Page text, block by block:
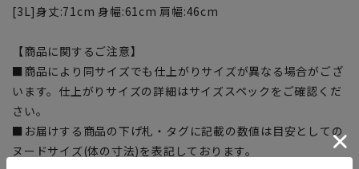
[3L]身丈:71cm 身幅:61cm 肩幅:46cm
【商品に関するご注意】
■商品により同サイズでも仕上がりサイズが異なる場合がござ
います。仕上がりサイズの詳細はサイズスペックをご確認くだ
さい。
■お届けする商品の下げ札・タグに記載の数値は目安としての
ヌードサイズ(体の寸法)を表記しております。